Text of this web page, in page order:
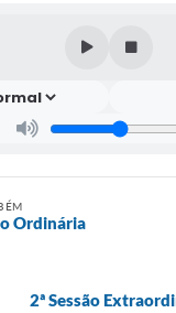
Ordinária
2ª Sessão